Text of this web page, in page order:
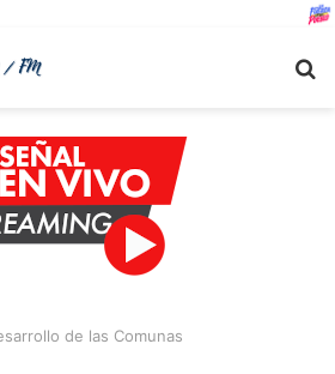
de las Comunas